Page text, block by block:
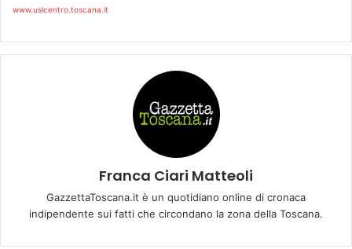
www.uslcentro.toscana.it
Franca Ciari Matteoli
GazzettaToscana.it è un quotidiano online di cronaca
indipendente sui fatti che circondano la zona della Toscana.